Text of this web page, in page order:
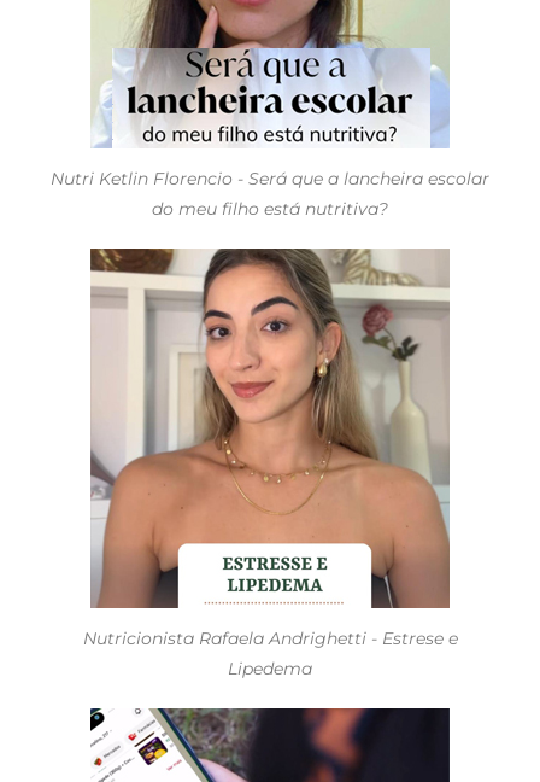
Nutri Ketlin Florencio - Será que a lancheira escolar
do meu filho está nutritiva?
Nutricionista Rafaela Andrighetti - Estrese e
Lipedema